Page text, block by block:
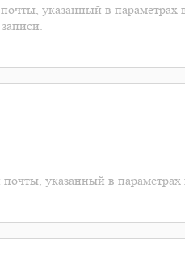
указанный в
указанный в